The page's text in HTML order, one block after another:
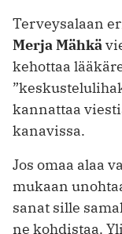
Terveysalaan
Merja Mähkä
kehottaa
kannattaa
kanavissa.
Jos omaa alaa
mukaan
sanat sille
ne kohdistaa.